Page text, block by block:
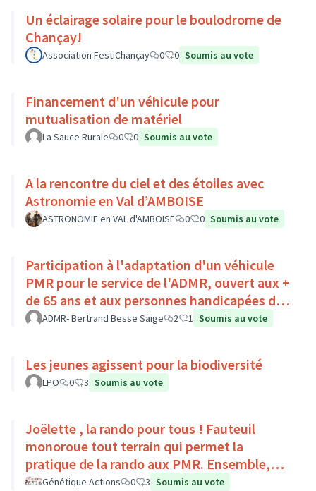
Un éclairage solaire pour le boulodrome de
Chançay!
Association FestiChançay 0 0 Soumis au vote
Financement d'un véhicule pour
mutualisation de matériel
La Sauce Rurale 0 0 Soumis au vote
A la rencontre du ciel et des étoiles avec
Astronomie en Val d’AMBOISE
ASTRONOMIE en VAL d'AMBOISE 0 0 Soumis au vote
Participation à l'adaptation d'un véhicule
PMR pour le service de l'ADMR, ouvert aux +
de 65 ans et aux personnes handicapées du
Pays Loire-Touraine.
ADMR- Bertrand Besse Saige 2 1 Soumis au vote
Les jeunes agissent pour la biodiversité
LPO 0 3 Soumis au vote
Joëlette , la rando pour tous ! Fauteuil
monoroue tout terrain qui permet la
pratique de la rando aux PMR. Ensemble,
faisons du sport :)
Génétique Actions 0 3 Soumis au vote